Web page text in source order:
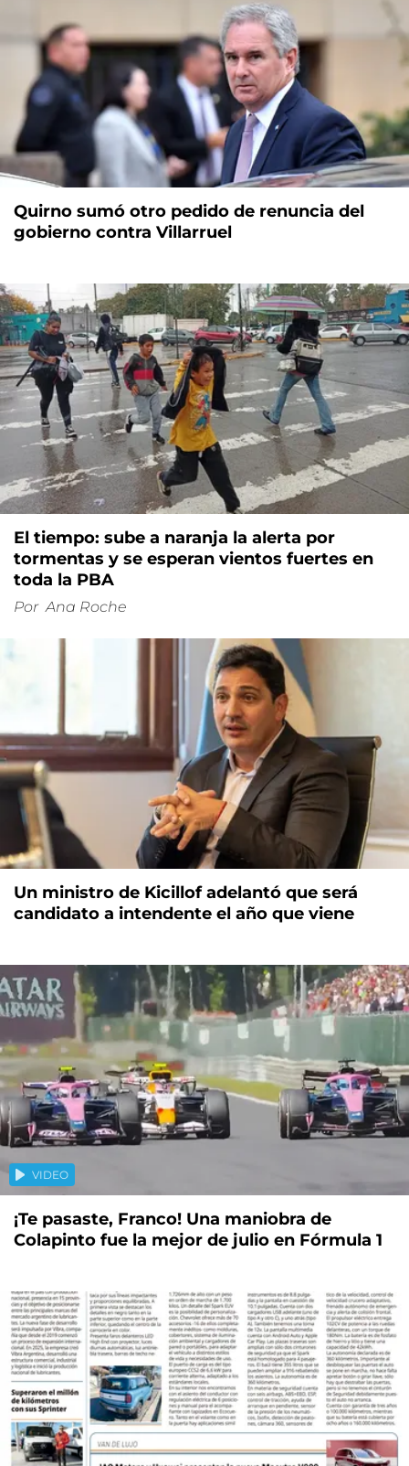
Quirno sumó otro pedido de renuncia del
gobierno contra Villarruel
El tiempo: sube a naranja la alerta por
tormentas y se esperan vientos fuertes en
toda la PBA
Por Ana Roche
Un ministro de Kicillof adelantó que será
candidato a intendente el año que viene
VIDEO
¡Te pasaste, Franco! Una maniobra de
Colapinto fue la mejor de julio en Fórmula 1